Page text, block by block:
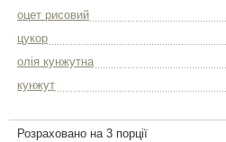
оцет рисовий
цукор
олія кунжутна
кунжут
Розраховано на 3 порції